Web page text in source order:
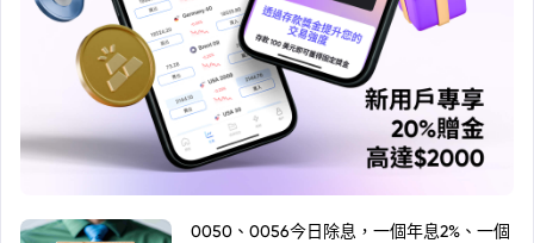
0050、0056今日除息，一個年息2%、一個